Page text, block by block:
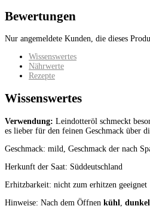
Bewertungen
Nur angemeldete Kunden, die dieses
Wissenswertes
Nährwerte
Rezepte
Wissenswertes
Verwendung: Leindotteröl schmeckt
es lieber für den feinen Geschmack über
Geschmack: mild, Geschmack der nach
Herkunft der Saat: Süddeutschland
Erhitzbarkeit: nicht zum erhitzen geeignet
Hinweise: Nach dem Öffnen kühl dunkel